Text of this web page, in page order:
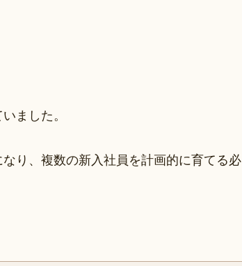
ました。
り、複数の新入社員を計画的に育てる必